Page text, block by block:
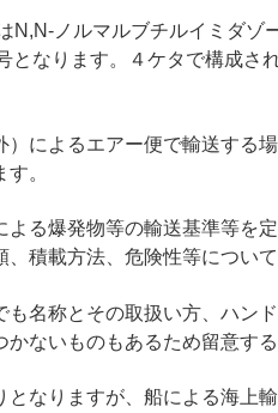
N,N-ノルマルブチルイミダゾ
となります。４ケタで構成さ
）によるエアー便で輸送する
。
よる爆発物等の輸送基準等を
、積載方法、危険性等につい
も名称とその取扱い方、ハン
かないものもあるため留意す
となりますが、船による海上